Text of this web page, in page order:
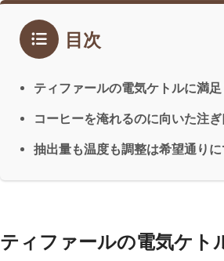
目次
ティファールの電気ケトルに満
コーヒーを淹れるのに向いた注ぎ
抽出量も温度も調整は希望通りに
ティファールの電気ケト